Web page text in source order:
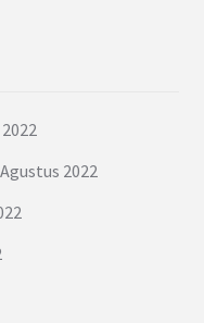
2022